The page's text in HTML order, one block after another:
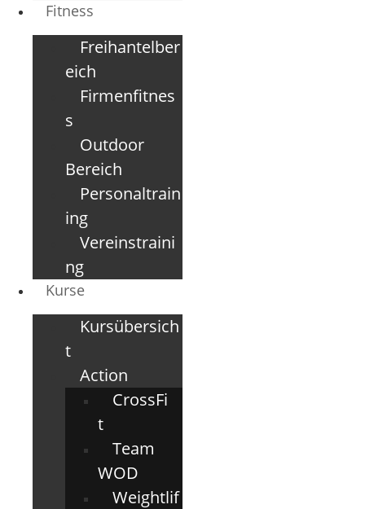
Fitness
Freihantelber
eich
Firmenfitnes
s
Outdoor
Bereich
Personaltrain
ing
Vereinstraini
ng
Kurse
Kursübersich
t
Action
CrossFi
t
Team
WOD
Weightlif